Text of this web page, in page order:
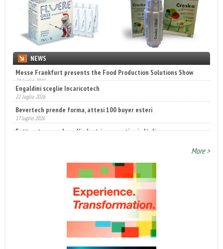
NEWS
Engaldini sceglie Incaricotech
22 luglio 2026
Bevertech prende forma, attesi 100 buyer esteri
17 luglio 2026
Fatturato record per l'industria cosmetica in Italia
10 luglio 2026
More >